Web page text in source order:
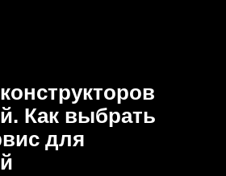
Как выбрать
для